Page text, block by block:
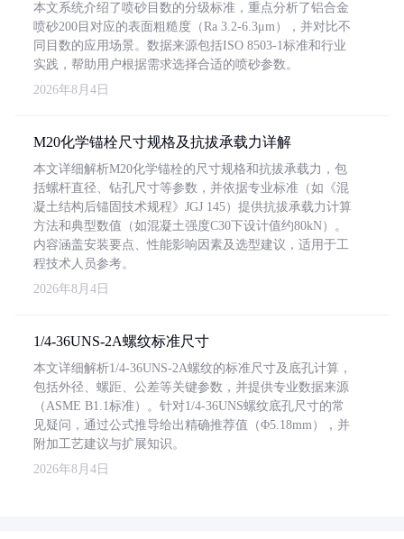
本文系统介绍了喷砂目数的分级标准，重点分析了铝合金
喷砂200目对应的表面粗糙度（Ra 3.2-6.3μm），并对比不
同目数的应用场景。数据来源包括ISO 8503-1标准和行业
实践，帮助用户根据需求选择合适的喷砂参数。
2026年8月4日
M20化学锚栓尺寸规格及抗拔承载力详解
本文详细解析M20化学锚栓的尺寸规格和抗拔承载力，包
括螺杆直径、钻孔尺寸等参数，并依据专业标准（如《混
凝土结构后锚固技术规程》JGJ 145）提供抗拔承载力计算
方法和典型数值（如混凝土强度C30下设计值约80kN）。
内容涵盖安装要点、性能影响因素及选型建议，适用于工
程技术人员参考。
2026年8月4日
1/4-36UNS-2A螺纹标准尺寸
本文详细解析1/4-36UNS-2A螺纹的标准尺寸及底孔计算，
包括外径、螺距、公差等关键参数，并提供专业数据来源
（ASME B1.1标准）。针对1/4-36UNS螺纹底孔尺寸的常
见疑问，通过公式推导给出精确推荐值（Φ5.18mm），并
附加工艺建议与扩展知识。
2026年8月4日